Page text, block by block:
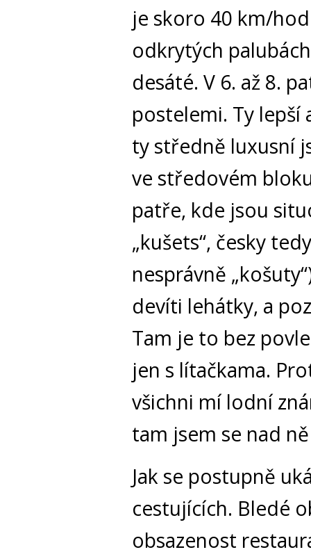
je skoro 40 km/
odkrytých
desáté. V 6. až 8.
postelemi. Ty lepší
ty středně luxusní
ve středovém
patře, kde jsou
„kušets“, česky
nesprávně
devíti lehátky, a
Tam je to bez
jen s lítačkama.
všichni mí lodní
tam jsem se nad
Jak se postupně
cestujících. Bledé
obsazenost